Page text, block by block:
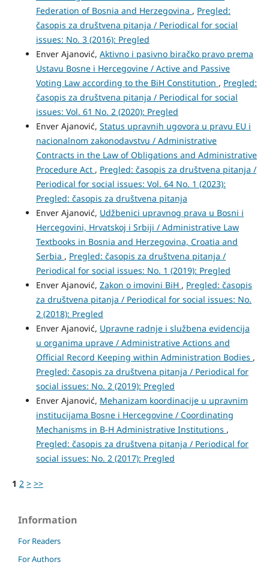
Federation of Bosnia and Herzegovina , Pregled:
časopis za društvena pitanja / Periodical for social
issues: No. 3 (2016): Pregled
Enver Ajanović, Aktivno i pasivno biračko pravo prema
Ustavu Bosne i Hercegovine / Active and Passive
Voting Law according to the BiH Constitution , Pregled:
časopis za društvena pitanja / Periodical for social
issues: Vol. 61 No. 2 (2020): Pregled
Enver Ajanović, Status upravnih ugovora u pravu EU i
nacionalnom zakonodavstvu / Administrative
Contracts in the Law of Obligations and Administrative
Procedure Act , Pregled: časopis za društvena pitanja /
Periodical for social issues: Vol. 64 No. 1 (2023):
Pregled: časopis za društvena pitanja
Enver Ajanović, Udžbenici upravnog prava u Bosni i
Hercegovini, Hrvatskoj i Srbiji / Administrative Law
Textbooks in Bosnia and Herzegovina, Croatia and
Serbia , Pregled: časopis za društvena pitanja /
Periodical for social issues: No. 1 (2019): Pregled
Enver Ajanović, Zakon o imovini BiH , Pregled: časopis
za društvena pitanja / Periodical for social issues: No.
2 (2018): Pregled
Enver Ajanović, Upravne radnje i službena evidencija
u organima uprave / Administrative Actions and
Official Record Keeping within Administration Bodies ,
Pregled: časopis za društvena pitanja / Periodical for
social issues: No. 2 (2019): Pregled
Enver Ajanović, Mehanizam koordinacije u upravnim
institucijama Bosne i Hercegovine / Coordinating
Mechanisms in B-H Administrative Institutions ,
Pregled: časopis za društvena pitanja / Periodical for
social issues: No. 2 (2017): Pregled
1 2 > >>
Information
For Readers
For Authors